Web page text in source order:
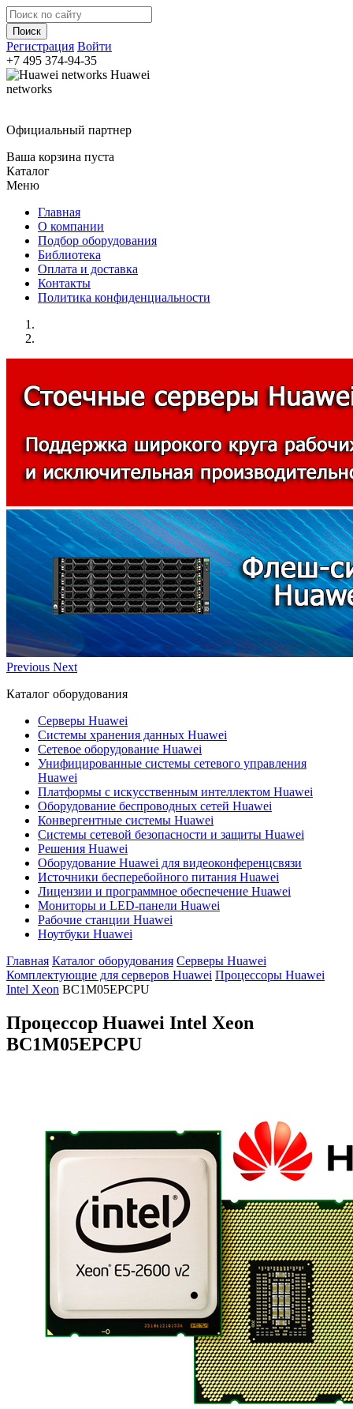
Регистрация Войти
+7 495 374-94-35
Huawei
networks
Официальный партнер
Ваша корзина пуста
Каталог
Меню
Главная
О компании
Подбор оборудования
Библиотека
Оплата и доставка
Контакты
Политика конфиденциальности
Previous Next
Каталог оборудования
Серверы Huawei
Системы хранения данных Huawei
Сетевое оборудование Huawei
Унифицированные системы сетевого управления
Huawei
Платформы с искусственным интеллектом Huawei
Оборудование беспроводных сетей Huawei
Конвергентные системы Huawei
Системы сетевой безопасности и защиты Huawei
Решения Huawei
Оборудование Huawei для видеоконференцсвязи
Источники бесперебойного питания Huawei
Лицензии и программное обеспечение Huawei
Мониторы и LED-панели Huawei
Рабочие станции Huawei
Ноутбуки Huawei
Главная Каталог оборудования Серверы Huawei
Комплектующие для серверов Huawei Процессоры Huawei
Intel Xeon BC1M05EPCPU
Процессор Huawei Intel Xeon
BC1M05EPCPU